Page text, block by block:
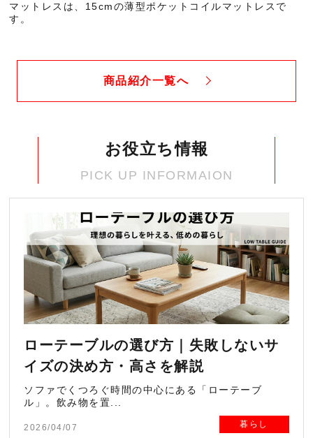
マットレスは、15cmの薄型ポケットコイルマットレスで
す。
商品紹介一覧へ
お役立ち情報
PICK UP INFORMAION
ローテーブルの選び方｜失敗しないサ
イズの決め方・高さを解説
ソファでくつろぐ時間の中心にある「ローテーブ
ル」。飲み物を置...
2026/04/07 暮らし